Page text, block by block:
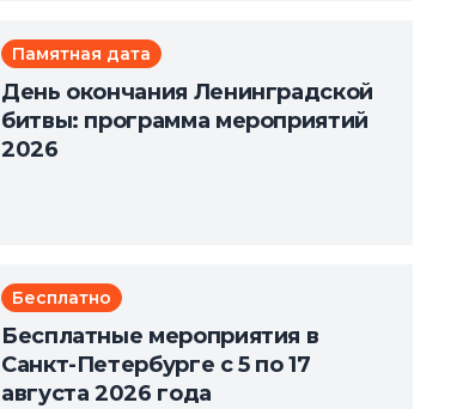
Памятная дата
День окончания Ленинградской
битвы: программа мероприятий
2026
Бесплатно
Бесплатные мероприятия в
Санкт-Петербурге с 5 по 17
августа 2026 года